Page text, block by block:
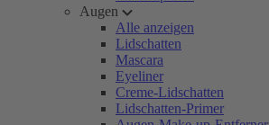
Augen
Alle anzeigen
Lidschatten
Mascara
Eyeliner
Creme-Lidschatten
Lidschatten-Primer